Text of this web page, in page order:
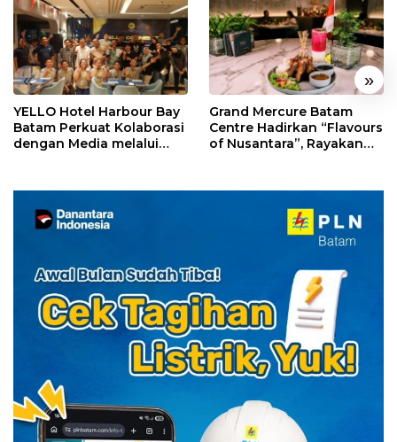
« »
YELLO Hotel Harbour Bay
Batam Perkuat Kolaborasi
dengan Media melalui
Grand Mercure Batam
Centre Hadirkan “Flavours
of Nusantara”, Rayakan